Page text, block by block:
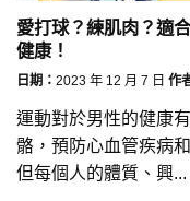
愛打球？練肌肉？適
健康！
日期： 2023 年 12 月 7 日 作
運動對於男性的健康
骼，預防心血管疾病
但每個人的體質、興...